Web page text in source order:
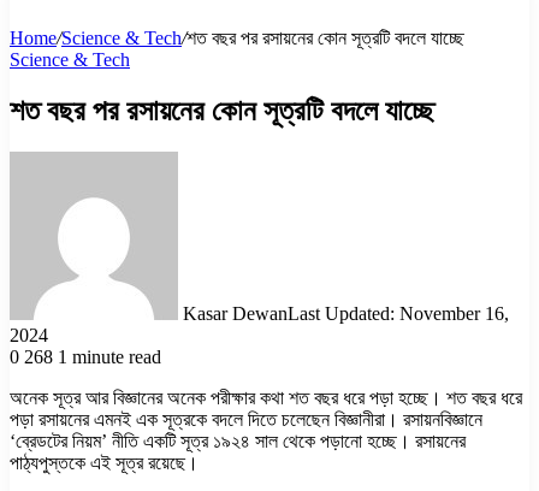
Home/Science & Tech/শত বছর পর রসায়নের কোন সূত্রটি বদলে যাচ্ছে
Science & Tech
শত বছর পর রসায়নের কোন সূত্রটি বদলে যাচ্ছে
Kasar DewanLast Updated: November 16,
2024
0 268 1 minute read
অনেক সূত্র আর বিজ্ঞানের অনেক পরীক্ষার কথা শত বছর ধরে পড়া হচ্ছে। শত বছর ধরে
পড়া রসায়নের এমনই এক সূত্রকে বদলে দিতে চলেছেন বিজ্ঞানীরা। রসায়নবিজ্ঞানে
‘ব্রেডটের নিয়ম’ নীতি একটি সূত্র ১৯২৪ সাল থেকে পড়ানো হচ্ছে। রসায়নের
পাঠ্যপুস্তকে এই সূত্র রয়েছে।